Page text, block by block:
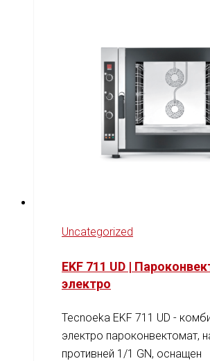
Uncategorized
EKF 711 UD |
электро
Tecnoeka EKF 711 UD -
электро пароконвектомат,
противней 1/1 GN, оснащен